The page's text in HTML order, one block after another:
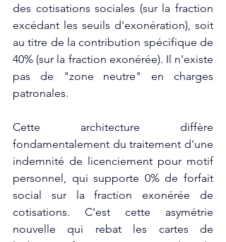
des cotisations sociales (sur la fraction
excédant les seuils d'exonération), soit
au titre de la contribution spécifique de
40% (sur la fraction exonérée). Il n'existe
pas de "zone neutre" en charges
patronales.
Cette architecture diffère
fondamentalement du traitement d'une
indemnité de licenciement pour motif
personnel, qui supporte 0% de forfait
social sur la fraction exonérée de
cotisations. C'est cette asymétrie
nouvelle qui rebat les cartes de